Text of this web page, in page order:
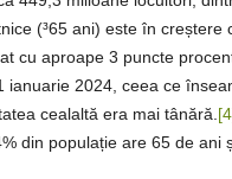
(³65 ani) este în creștere
cu aproape 3 puncte
2024, ceea ce
cealaltă era mai tânără.
din populație are 65 de ani